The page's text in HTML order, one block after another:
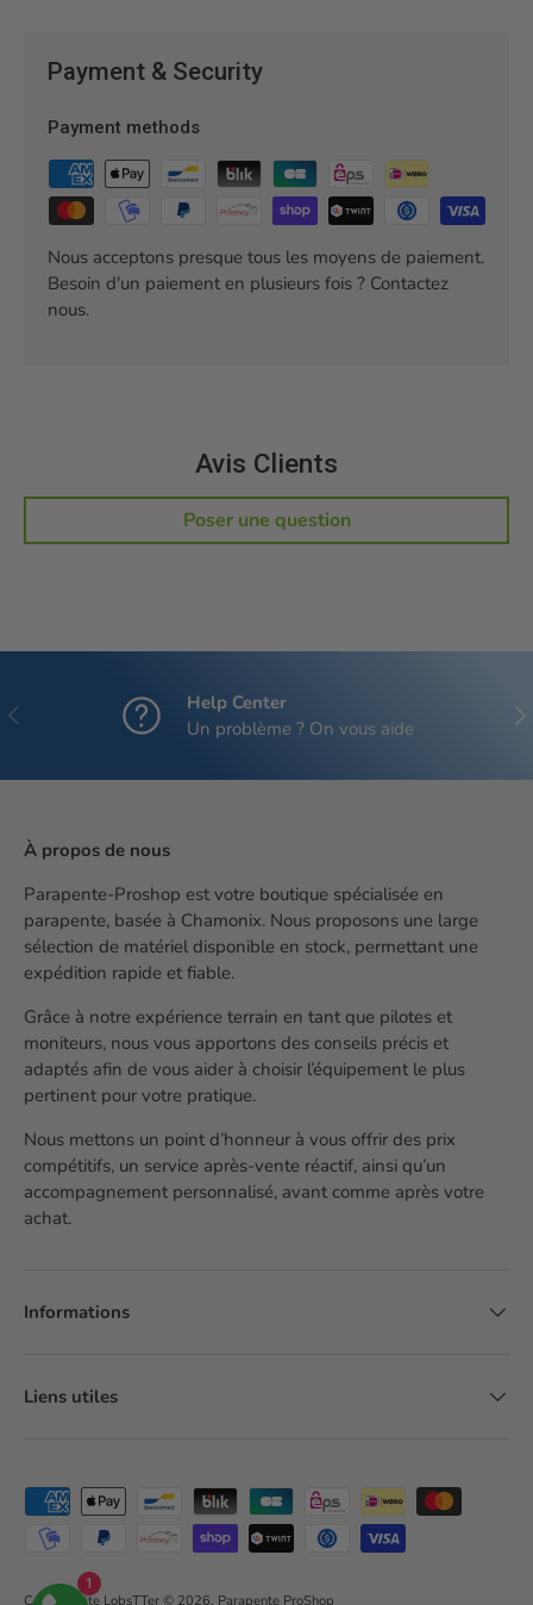
1
Payment & Security
Payment methods
Nous acceptons presque tous les moyens de paiement.
Besoin d'un paiement en plusieurs fois ? Contactez
nous.
Avis Clients
Poser une question
Précédent
Help Center
Un problème ? On vous aide
À propos de nous
Parapente-Proshop est votre boutique spécialisée en
parapente, basée à Chamonix. Nous proposons une large
sélection de matériel disponible en stock, permettant une
expédition rapide et fiable.
Grâce à notre expérience terrain en tant que pilotes et
moniteurs, nous vous apportons des conseils précis et
adaptés afin de vous aider à choisir l’équipement le plus
pertinent pour votre pratique.
Nous mettons un point d’honneur à vous offrir des prix
compétitifs, un service après-vente réactif, ainsi qu’un
accompagnement personnalisé, avant comme après votre
achat.
Informations
Liens utiles
Moyens de paiement acceptés
Création site LobsTTer © 2026, Parapente ProShop